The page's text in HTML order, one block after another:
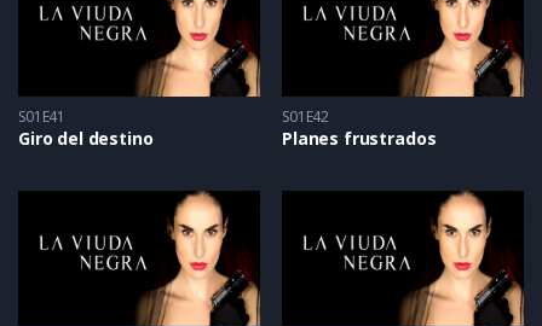
S01E41
Giro del destino
S01E42
Planes frustrados